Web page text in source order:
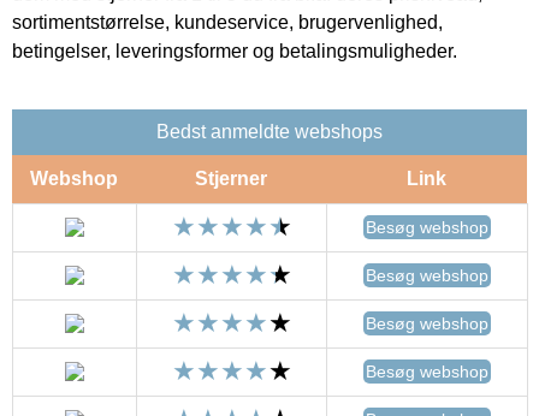
sortimentstørrelse, kundeservice, brugervenlighed,
betingelser, leveringsformer og betalingsmuligheder.
Bedst anmeldte webshops
Webshop Stjerner Link
Besøg webshop
Besøg webshop
Besøg webshop
Besøg webshop